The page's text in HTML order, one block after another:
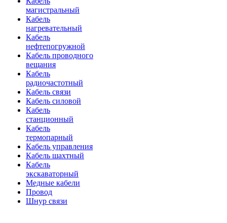
магистральный
Кабель
нагревательный
Кабель
нефтепогружной
Кабель проводного
вещания
Кабель
радиочастотный
Кабель связи
Кабель силовой
Кабель
станционный
Кабель
термопарный
Кабель управления
Кабель шахтный
Кабель
экскаваторный
Медные кабели
Провод
Шнур связи